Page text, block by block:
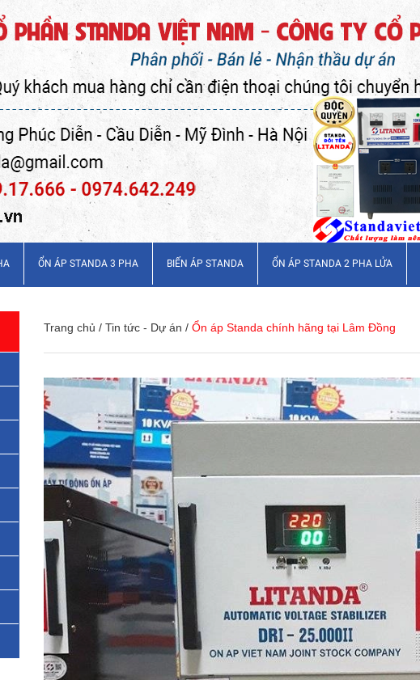
ỔN ÁP STANDA 3 PHA BIẾN ÁP STANDA ỔN ÁP STANDA 2 PHA LỬA
Trang chủ / Tin tức - Dự án / Ổn áp Standa chính hãng tại Lâm Đồng